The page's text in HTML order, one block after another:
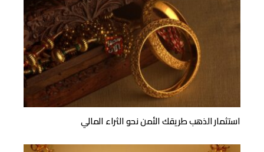
استثمار الذهب طريقك الأمن نحو الثراء المالي